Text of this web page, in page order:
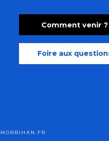
Comment venir ?
Foire aux
MORBIHAN.FR